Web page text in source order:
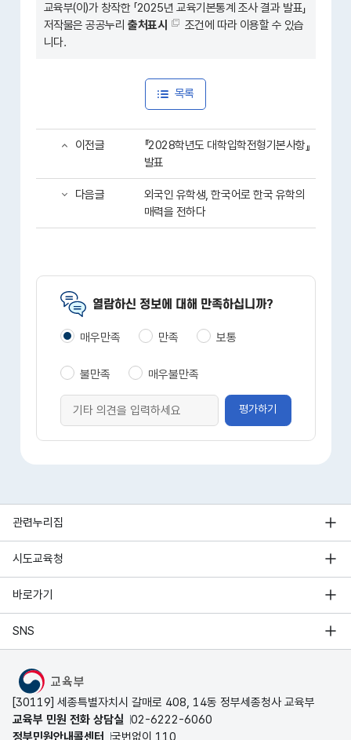
교육부(이)가 창작한 「2025년 교육기본통계 조사 결과 발표」
저작물은 공공누리출처표시
조건에 따라 이용할 수 있습
니다.
목록
이전글
『2028학년도 대학입학전형기본사항』
발표
다음글
외국인 유학생, 한국어로 한국 유학의
매력을 전하다
열람하신 정보에 대해 만족하십니까?
매우만족 만족 보통
불만족 매우불만족
평가하기
관련누리집
시도교육청
바로가기
SNS
MOE
[30119] 세종특별자치시 갈매로 408, 14동 정부세종청사 교육부
교육부 민원 전화 상담실 02-6222-6060
정부민원안내콜센터
국번없이 110